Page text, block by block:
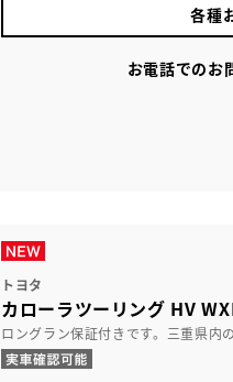
各種
お電話でのお
トヨタ
カローラツーリング HV
ロングラン保証付きです。三重県内